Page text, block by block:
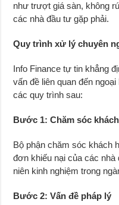
như trượt giá sàn, không
các nhà đầu tư gặp phải.
Quy trình xử lý chuyên
Info Finance tự tin khẳng
vấn đề liên quan đến
các quy trình sau:
Bước 1: Chăm sóc
Bộ phận chăm sóc khách
đơn khiếu nại của các
niên kinh nghiệm trong
Bước 2: Vấn đề pháp lý